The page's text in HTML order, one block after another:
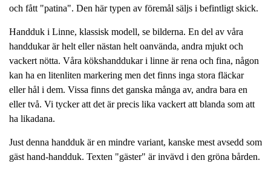
och fått "patina". Den här typen av föremål säljs i befintligt skick.
Handduk i Linne, klassisk modell, se bilderna. En del av våra
handdukar är helt eller nästan helt oanvända, andra mjukt och
vackert nötta. Våra kökshanddukar i linne är rena och fina, någon
kan ha en litenliten markering men det finns inga stora fläckar
eller hål i dem. Vissa finns det ganska många av, andra bara en
eller två. Vi tycker att det är precis lika vackert att blanda som att
ha likadana.
Just denna handduk är en mindre variant, kanske mest avsedd som
gäst hand-handduk. Texten "gäster" är invävd i den gröna bården.